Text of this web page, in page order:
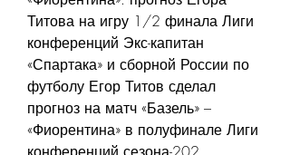
Титова на игру 1/2 финала Лиги
конференций Экс-капитан
«Спартака» и сборной России по
футболу Егор Титов сделал
прогноз на матч «Базель» –
«Фиорентина» в полуфинале Лиги